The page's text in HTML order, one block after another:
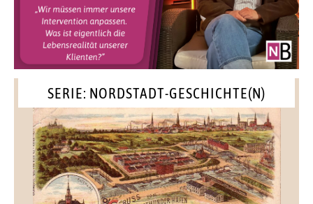
SERIE: NORDSTADT-GESCHICHTE(N)